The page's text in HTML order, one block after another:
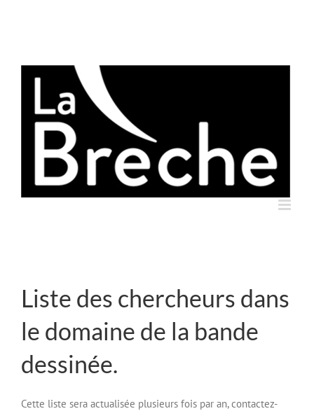
Liste des chercheurs dans
le domaine de la bande
dessinée.
Cette liste sera actualisée plusieurs fois par an, contactez-